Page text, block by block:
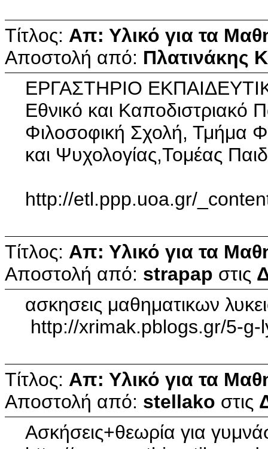
Τίτλος: Απ: Υλικό για τα
Αποστολή από: Πλατινάκης
ΕΡΓΑΣΤΗΡΙΟ
Εθνικό και Καποδιστριακό
Φιλοσοφική Σχολή, Τμήμα
και Ψυχολογίας,Τομέας
http://etl.ppp.uoa.gr/
Τίτλος: Απ: Υλικό για τα
Αποστολή από: strapap στις
ασκησεις μαθηματικων
http://xrimak.pblogs.gr/5-
Τίτλος: Απ: Υλικό για τα
Αποστολή από: stellako στις
Ασκήσεις+θεωρία για